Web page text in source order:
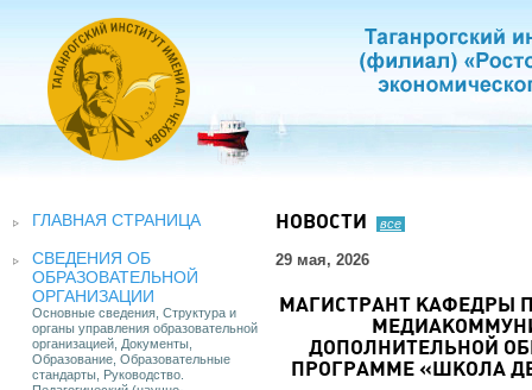
ГЛАВНАЯ СТРАНИЦА
СВЕДЕНИЯ ОБ
ОБРАЗОВАТЕЛЬНОЙ
ОРГАНИЗАЦИИ
Основные сведения, Структура и
органы управления образовательной
организацией, Документы,
Образование, Образовательные
стандарты, Руководство.
НОВОСТИ все
29 мая, 2026
МАГИСТРАНТ КАФЕДРЫ
ДОПОЛНИТЕЛЬНОЙ
ПРОГРАММЕ «ШКОЛА